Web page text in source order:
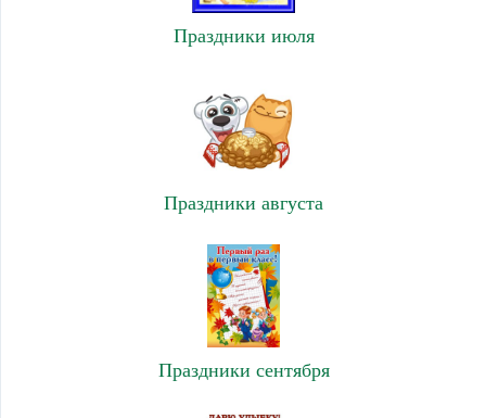
Праздники июля
Праздники августа
Праздники сентября